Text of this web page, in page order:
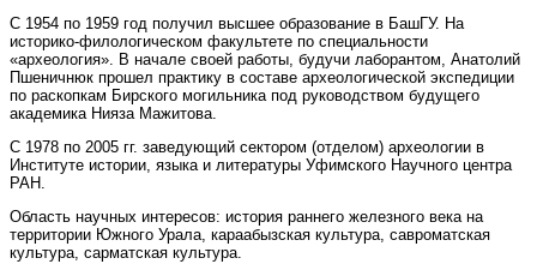
С 1954 по 1959 год получил высшее образование в БашГУ. На
историко-филологическом факультете по специальности
«археология». В начале своей работы, будучи лаборантом, Анатолий
Пшеничнюк прошел практику в составе археологической экспедиции
по раскопкам Бирского могильника под руководством будущего
академика Нияза Мажитова.
С 1978 по 2005 гг. заведующий сектором (отделом) археологии в
Институте истории, языка и литературы Уфимского Научного центра
РАН.
Область научных интересов: история раннего железного века на
территории Южного Урала, караабызская культура, савроматская
культура, сарматская культура.